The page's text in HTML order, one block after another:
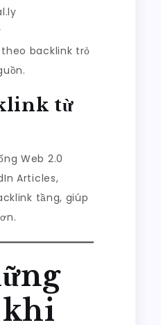
backlink trỏ
từ
Web 2.0
Articles,
tầng, giúp